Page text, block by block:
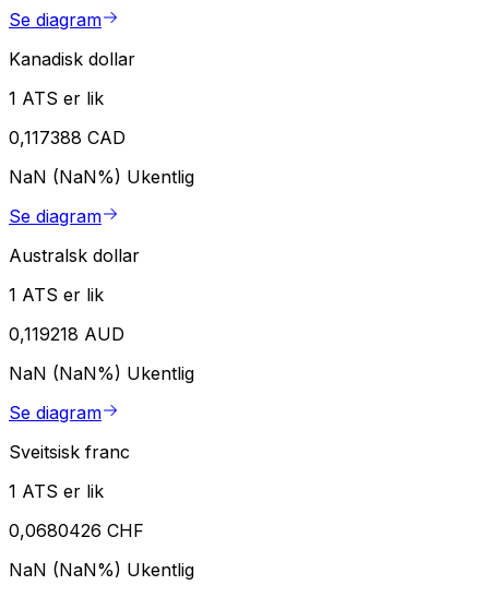
Se diagram
Kanadisk dollar
1 ATS er lik
0,117388 CAD
NaN (NaN%) Ukentlig
Se diagram
Australsk dollar
1 ATS er lik
0,119218 AUD
NaN (NaN%) Ukentlig
Se diagram
Sveitsisk franc
1 ATS er lik
0,0680426 CHF
NaN (NaN%) Ukentlig